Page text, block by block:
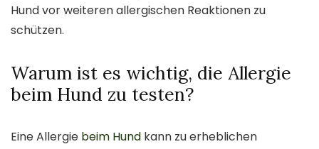
Hund vor weiteren allergischen Reaktionen zu
schützen.
Warum ist es wichtig, die Allergie
beim Hund zu testen?
Eine Allergie beim Hund kann zu erheblichen